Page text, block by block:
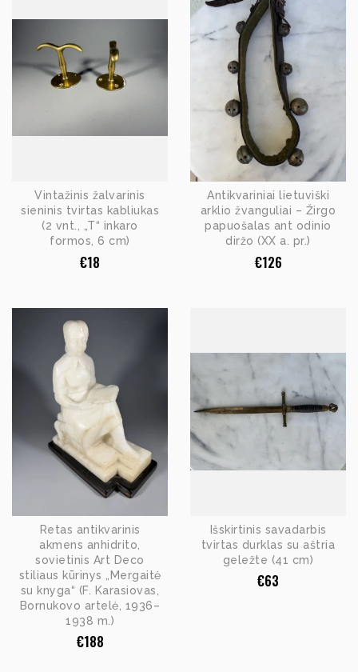
Vintažinis žalvarinis
sieninis tvirtas kabliukas
(2 vnt., „T“ inkaro
formos, 6 cm)
€18
Antikvariniai lietuviški
arklio žvanguliai – Žirgo
papuošalas ant odinio
diržo (XX a. pr.)
€126
Retas antikvarinis
akmens anhidrito,
sovietinis Art Deco
stiliaus kūrinys „Mergaitė
su knyga“ (F. Karasiovas,
Bornukovo artelė, 1936–
1938 m.)
€188
Išskirtinis savadarbis
tvirtas durklas su aštria
geležte (41 cm)
€63